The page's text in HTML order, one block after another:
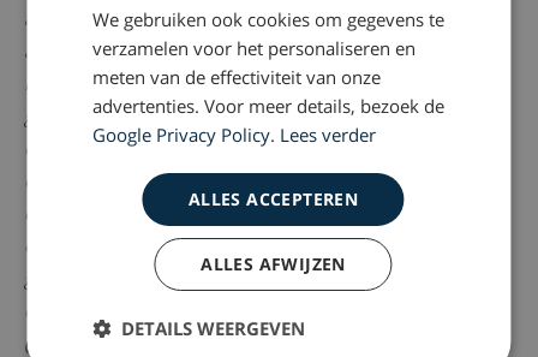
andere omstandigheden blijken dan de functiestoornis
alleen (Kamerstukken II 2014/15, 34 257, nr. 3, p. 13).
Hersenletsel dat leidt tot ernstige karakter- en
gedragsveranderingen van de gekwetste heeft
onmiskenbaar grote gevolgen voor zijn naasten. Dit geldt
evenzeer voor letsels die leiden tot het verlies of een
ernstige verstoring van de mogelijkheid om lichamelijk
contact te hebben, zoals derdegraadsbrandwonden over
grote delen van het lichaam. Ook kan worden gewezen
op het voorbeeld dat de leden van de CDA-fractie geven:
(Mentaal) letsel dat ertoe leidt dat iemand onmogelijk
We gebruiken ook cookies om gegevens te
verzamelen voor het personaliseren en
meten van de effectiviteit van onze
advertenties. Voor meer details, bezoek de
Google Privacy Policy. Lees verder
ALLES ACCEPTEREN
ALLES AFWIJZEN
DETAILS WEERGEVEN